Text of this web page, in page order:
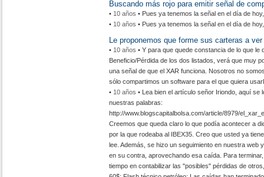
Buscando más rojo para emitir señal de
• 10 años • Pues ya tenemos la señal en el día de
• 10 años • Pues ya tenemos la señal en el día de
Le proponemos que forme sus carteras a
• 10 años • Y para que quede constancia de lo que
Beneficio/Pérdida de los dos listados, verá que muy
una señal de que el XAR funciona. Nosotros no
sólo compartimos un software para el que quiera
• 10 años • Lea bien el artículo señor Iriondo, aquí se
nuestras palabras:
http://www.blogscapitalbolsa.com/article/8979/
Creemos que queda claro lo que podía acontecer a
por la que rodeaba al IBEX35. Creo que usted ya
lee. Además, se hizo un seguimiento en nuestra web
en su contra, aprovechando esa caída. Para
tiempo en contabilizar las "posibles" pérdidas de